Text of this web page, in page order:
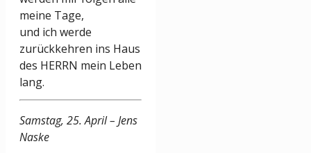
meine Tage,
und ich werde
zurückkehren ins Haus
des HERRN mein Leben
lang.
Samstag, 25. April – Jens
Naske